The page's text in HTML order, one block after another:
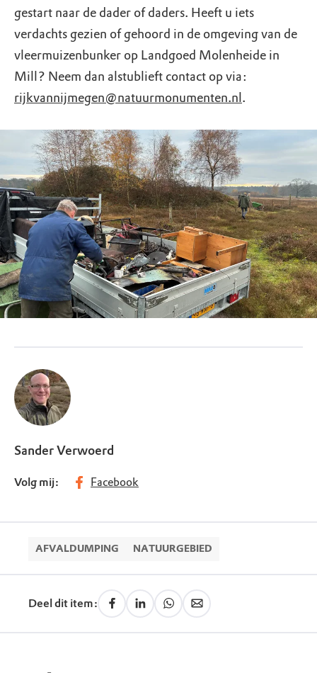
gestart naar de dader of daders. Heeft u iets
verdachts gezien of gehoord in de omgeving van de
vleermuizenbunker op Landgoed Molenheide in
Mill? Neem dan alstublieft contact op via:
rijkvannijmegen@natuurmonumenten.nl .
Sander Verwoerd
Volg mij: Facebook
AFVALDUMPING NATUURGEBIED
Deel dit item: